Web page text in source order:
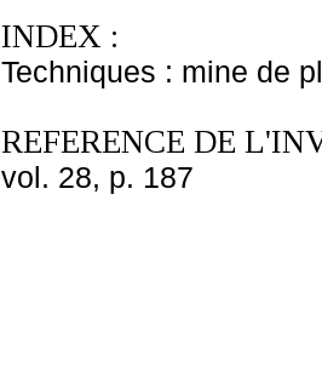
INDEX :
Techniques : mine de
REFERENCE DE
vol. 28, p. 187